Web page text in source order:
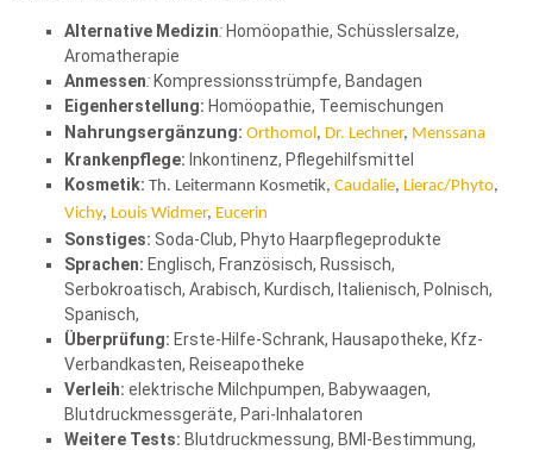
Alternative Medizin: Homöopathie, Schüsslersalze,
Aromatherapie
Anmessen: Kompressionsstrümpfe, Bandagen
Eigenherstellung: Homöopathie, Teemischungen
Nahrungsergänzung: Orthomol, Dr. Lechner, Menssana
Krankenpflege: Inkontinenz, Pflegehilfsmittel
Kosmetik: Th. Leitermann Kosmetik, Caudalie, Lierac/Phyto,
Vichy, Louis Widmer, Eucerin
Sonstiges: Soda-Club, Phyto Haarpflegeprodukte
Sprachen: Englisch, Französisch, Russisch,
Serbokroatisch, Arabisch, Kurdisch, Italienisch, Polnisch,
Spanisch,
Überprüfung: Erste-Hilfe-Schrank, Hausapotheke, Kfz-
Verbandkasten, Reiseapotheke
Verleih: elektrische Milchpumpen, Babywaagen,
Blutdruckmessgeräte, Pari-Inhalatoren
Weitere Tests: Blutdruckmessung, BMI-Bestimmung,